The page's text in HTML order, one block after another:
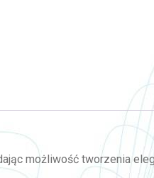
możliwość tworzenia